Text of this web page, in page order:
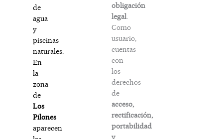
de
agua
y
piscinas
naturales.
En
la
zona
de
Los
Pilones
aparecen
obligación
legal.
Como
usuario,
cuentas
con
los
derechos
de
acceso,
rectificación,
portabilidad
y